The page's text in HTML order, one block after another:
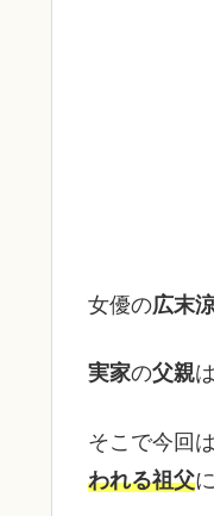
女優の広末
実家の父親
そこで今回は
われる祖父